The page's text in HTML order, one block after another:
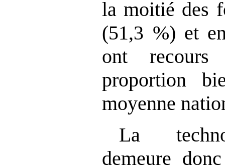
la moitié des
(51,3 %) et
ont
proportion
moyenne
La
demeure